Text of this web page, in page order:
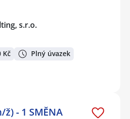
s.r.o.
Kč Plný úvazek
ž) - 1 SMĚNA